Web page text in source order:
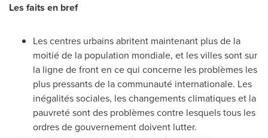
Les faits en bref
Les centres urbains abritent maintenant plus de la
moitié de la population mondiale, et les villes sont sur
la ligne de front en ce qui concerne les problèmes les
plus pressants de la communauté internationale. Les
inégalités sociales, les changements climatiques et la
pauvreté sont des problèmes contre lesquels tous les
ordres de gouvernement doivent lutter.